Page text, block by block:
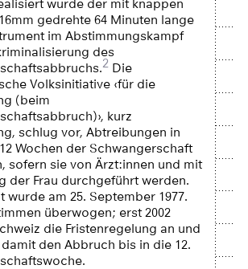
wurde der mit knappen
gedrehte 64 Minuten lange
im Abstimmungskampf
des
2Die
Volksinitiative ‹für die
(beim
kurz
schlug vor, Abtreibungen in
Wochen der Schwangerschaft
sofern sie von Ärzt:innen und mit
der Frau durchgeführt werden.
wurde am 25. September 1977.
überwogen; erst 2002
die Fristenregelung an und
den Abbruch bis in die 12.